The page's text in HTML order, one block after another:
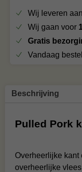
Wij leveren aan
Wij gaan voor
Gratis
Vandaag
Beschrijving
Pulled Pork
Overheerlijke kant
overheerlijke